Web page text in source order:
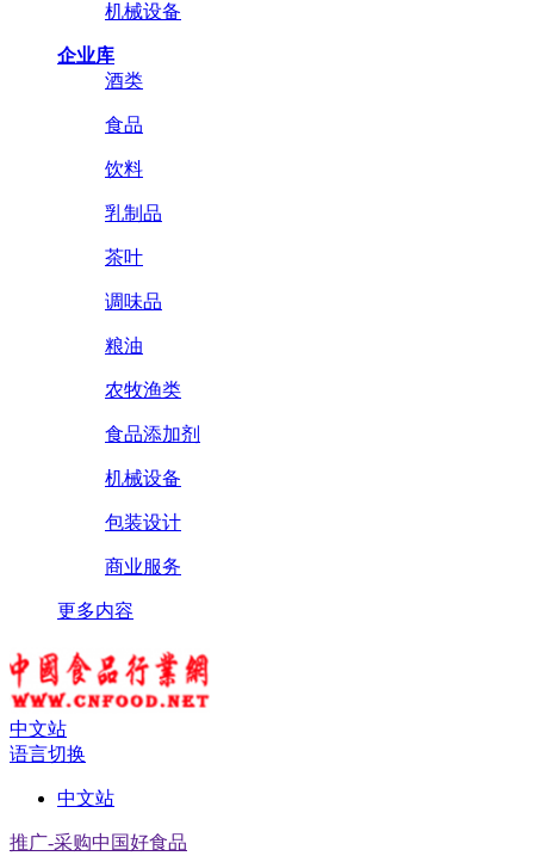
机械设备
企业库
酒类
食品
饮料
乳制品
茶叶
调味品
粮油
农牧渔类
食品添加剂
机械设备
包装设计
商业服务
更多内容
中文站
语言切换
中文站
推广-采购中国好食品